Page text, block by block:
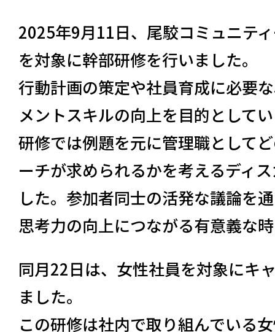
2025年9月11日、尾駮コミュニテ
を対象に幹部研修を行いました。
行動計画の策定や社員育成に必要
メントスキルの向上を目的として
研修では例題を元に管理職として
ーチが求められるかを考えるディ
した。参加者同士の活発な議論を
思考力の向上につながる有意義な
同月22日は、女性社員を対象にキ
ました。
この研修は社内で取り組んでいる